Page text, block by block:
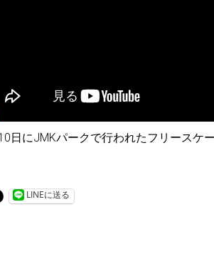
日にJMKパークで行われたフリースケ
LINEに送る